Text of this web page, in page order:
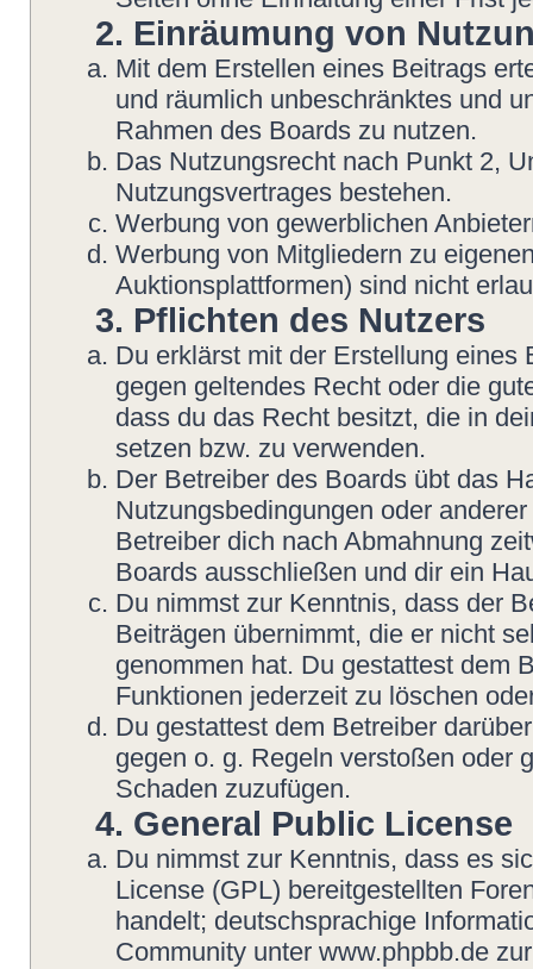
2. Einräumung von
Mit dem Erstellen eines Beitrags
und räumlich unbeschränktes und
Rahmen des Boards zu nutzen.
Das Nutzungsrecht nach Punkt 2,
Nutzungsvertrages bestehen.
Werbung von gewerblichen
Werbung von Mitgliedern zu
Auktionsplattformen) sind nicht
3. Pflichten des Nutzers
Du erklärst mit der Erstellung eines
gegen geltendes Recht oder die
dass du das Recht besitzt, die in
setzen bzw. zu verwenden.
Der Betreiber des Boards übt das
Nutzungsbedingungen oder
Betreiber dich nach Abmahnung
Boards ausschließen und dir ein
Du nimmst zur Kenntnis, dass der
Beiträgen übernimmt, die er nicht
genommen hat. Du gestattest dem
Funktionen jederzeit zu löschen
Du gestattest dem Betreiber
gegen o. g. Regeln verstoßen oder
Schaden zuzufügen.
4. General Public License
Du nimmst zur Kenntnis, dass es
License (GPL) bereitgestellten
handelt; deutschsprachige
Community unter www.phpbb.de